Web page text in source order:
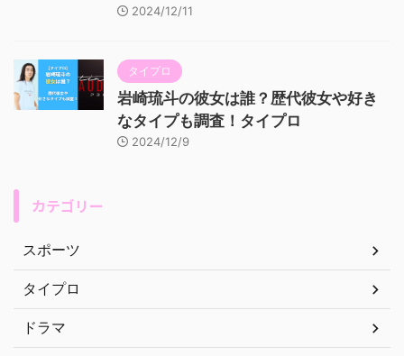
2024/12/11
タイプロ
岩崎琉斗の彼女は誰？歴代彼女や好き
なタイプも調査！タイプロ
2024/12/9
カテゴリー
スポーツ
タイプロ
ドラマ